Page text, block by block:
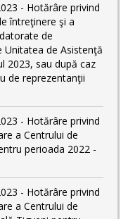
- Hotărâre privind
întreţinere şi a
de
Unitatea de Asistenţă
2023, sau după caz
de reprezentanţii
- Hotărâre privind
a Centrului de
perioada 2022 -
- Hotărâre privind
a Centrului de